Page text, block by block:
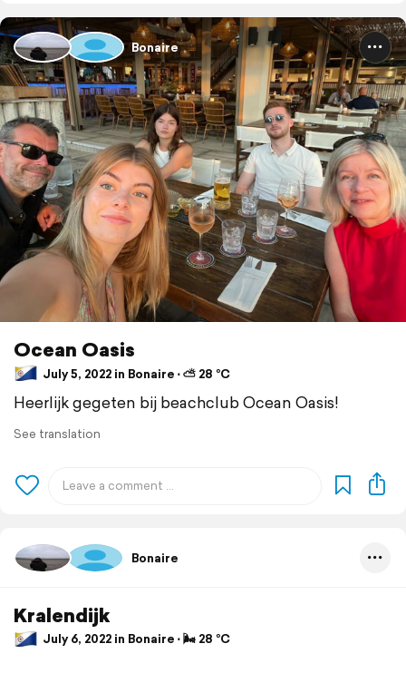
Bonaire
Ocean Oasis
July 5, 2022 in Bonaire ⋅ ⛅ 28 °C
Heerlijk gegeten bij beachclub Ocean Oasis!
See translation
Bonaire
Kralendijk
July 6, 2022 in Bonaire ⋅ 🌬 28 °C